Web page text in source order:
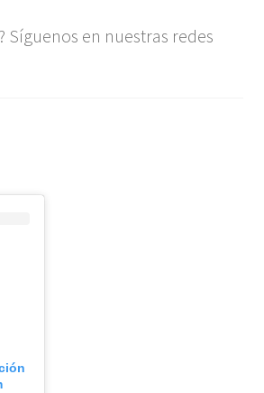
Síguenos en nuestras redes